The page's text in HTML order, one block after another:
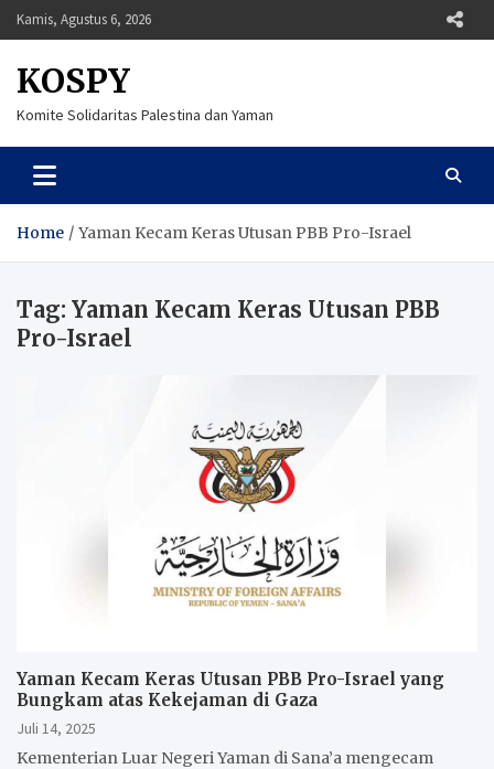
Skip
to
Kamis, Agustus 6, 2026
KOSPY
Komite Solidaritas Palestina dan Yaman
Home Yaman Kecam Keras Utusan PBB Pro-Israel
Tag: Yaman Kecam Keras Utusan PBB
Pro-Israel
Yaman Kecam Keras Utusan PBB Pro-Israel yang
Bungkam atas Kekejaman di Gaza
Juli 14, 2025
Kementerian Luar Negeri Yaman di Sana’a mengecam